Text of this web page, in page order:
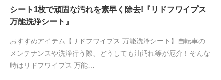
シート1枚で頑固な汚れを素早く除去!『リドフワイプス
万能洗浄シート』
おすすめアイテム【リドフワイプス 万能洗浄シート】自転車の
メンテナンスや洗浄行う際、どうしても油汚れ等が厄介！そんな
時はリドフワイプス 万能…